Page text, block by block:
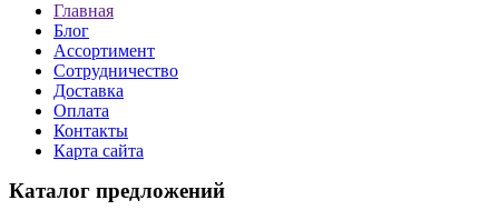
Главная
Блог
Ассортимент
Сотрудничество
Доставка
Оплата
Контакты
Карта сайта
Каталог предложений